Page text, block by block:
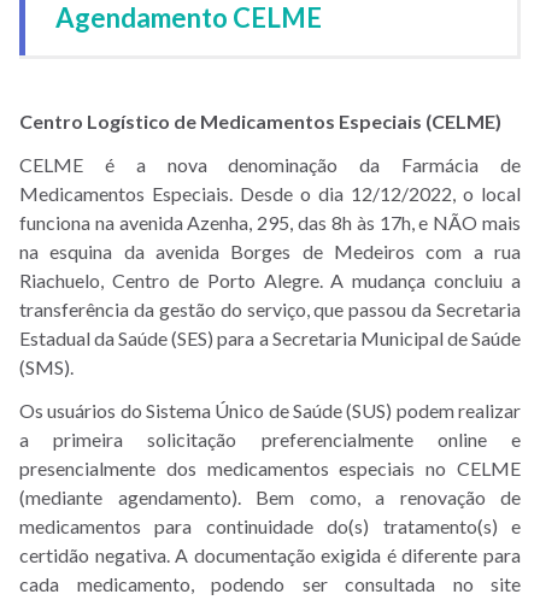
Agendamento CELME
Centro Logístico de Medicamentos Especiais (CELME)
CELME é a nova denominação da Farmácia de
Medicamentos Especiais. Desde o dia 12/12/2022, o local
funciona na avenida Azenha, 295, das 8h às 17h, e NÃO mais
na esquina da avenida Borges de Medeiros com a rua
Riachuelo, Centro de Porto Alegre. A mudança concluiu a
transferência da gestão do serviço, que passou da Secretaria
Estadual da Saúde (SES) para a Secretaria Municipal de Saúde
(SMS).
Os usuários do Sistema Único de Saúde (SUS) podem realizar
a primeira solicitação preferencialmente online e
presencialmente dos medicamentos especiais no CELME
(mediante agendamento). Bem como, a renovação de
medicamentos para continuidade do(s) tratamento(s) e
certidão negativa. A documentação exigida é diferente para
cada medicamento, podendo ser consultada no site